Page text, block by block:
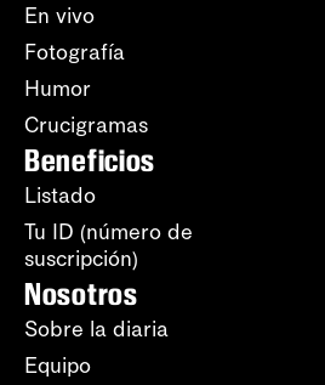
En vivo
Fotografía
Humor
Crucigramas
Beneficios
Listado
Tu ID (número de
suscripción)
Nosotros
Sobre la diaria
Equipo